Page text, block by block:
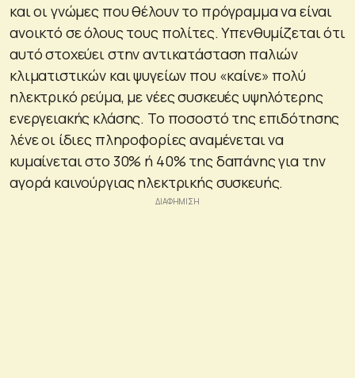
και οι γνώμες που θέλουν το πρόγραμμα να είναι
ανοικτό σε όλους τους πολίτες. Υπενθυμίζεται ότι
αυτό στοχεύει στην αντικατάσταση παλιών
κλιματιστικών και ψυγείων που «καίνε» πολύ
ηλεκτρικό ρεύμα, με νέες συσκευές υψηλότερης
ενεργειακής κλάσης. Το ποσοστό της επιδότησης
λένε οι ίδιες πληροφορίες αναμένεται να
κυμαίνεται στο 30% ή 40% της δαπάνης για την
αγορά καινούργιας ηλεκτρικής συσκευής.